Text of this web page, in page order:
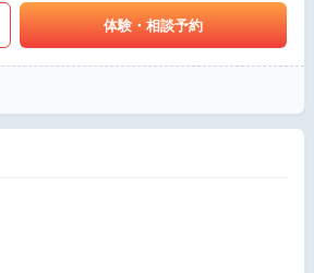
体験・相談予約